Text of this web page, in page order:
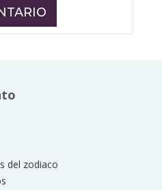
del zodiaco